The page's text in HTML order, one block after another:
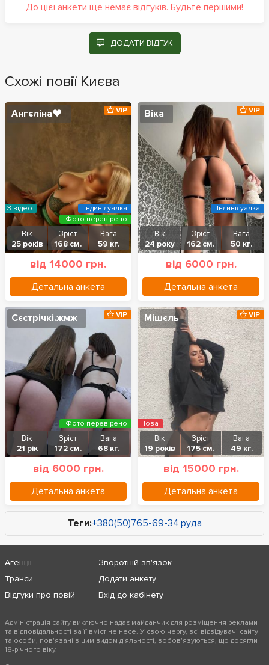
До цієї анкети ще немає відгуків. Будьте першими!
ДОДАТИ ВІДГУК
Схожі повії Києва
Ангєліна❤️
Вік
25 років
Зріст
168 см.
Вага
59 кг.
від 14000 грн.
Детальна анкета
VIP
З відео
Фото перевірено
Індивідуалка
Віка
Вік
24 року
Зріст
162 см.
Вага
50 кг.
від 6000 грн.
Детальна анкета
VIP
Індивідуалка
Сєстрічкі.жмж
Вік
21 рік
Зріст
172 см.
Вага
68 кг.
від 6000 грн.
Детальна анкета
VIP
Фото перевірено
Мішєль
Вік
19 років
Зріст
175 см.
Вага
49 кг.
від 15000 грн.
Детальна анкета
VIP
Нова
Теги:+380(50)765-69-34,руда
Агенції
Транси
Відгуки про повій
Зворотній зв'язок
Додати анкету
Вхід до кабінету
Адміністрація сайту виключно надає майданчик для розміщення реклами
та відповідальності за її вміст не несе. У свою чергу, всі відвідувачі сайту
та особи, пов'язані з цим видом діяльності, зобов'язуються, що досягли
18-річного віку.